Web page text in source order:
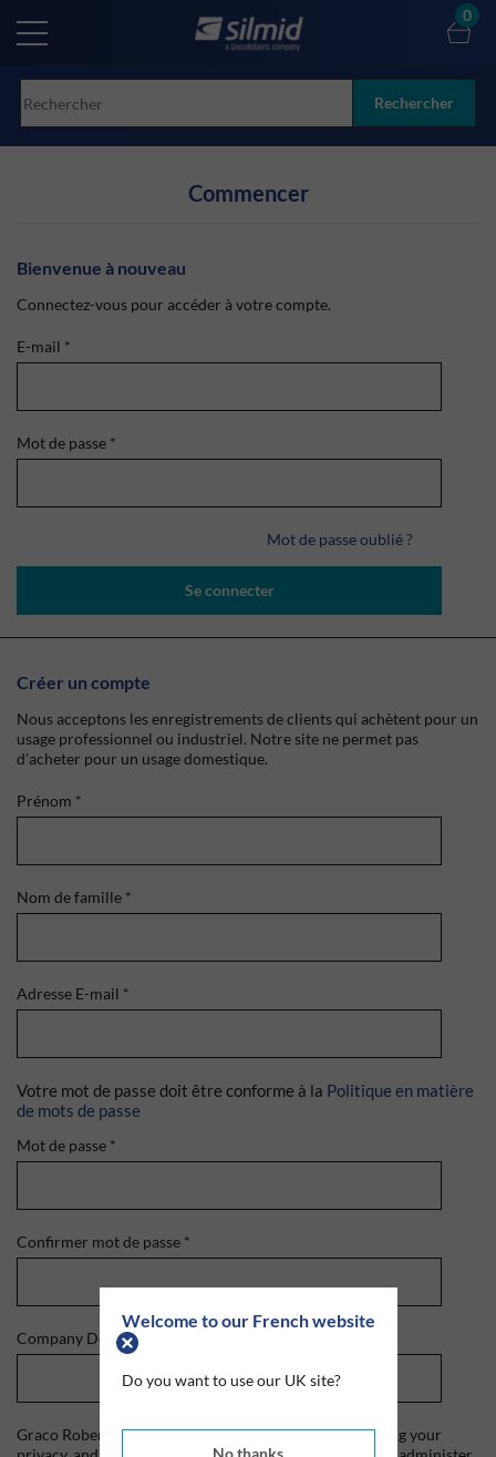
Welcome to our French website
Do you want to use our UK site?
No thanks
main
Rechercher
0
Commencer
Bienvenue à nouveau
Connectez-vous pour accéder à votre compte.
E-mail *
Mot de passe *
Mot de passe oublié ?
Se connecter
Créer un compte
Nous acceptons les enregistrements de clients qui achètent pour un
usage professionnel ou industriel. Notre site ne permet pas
d'acheter pour un usage domestique.
Prénom *
Nom de famille *
Adresse E-mail *
Votre mot de passe doit être conforme à la Politique en matière
de mots de passe
Mot de passe *
Confirmer mot de passe *
Company Domain
Graco Roberts is committed to protecting and respecting your